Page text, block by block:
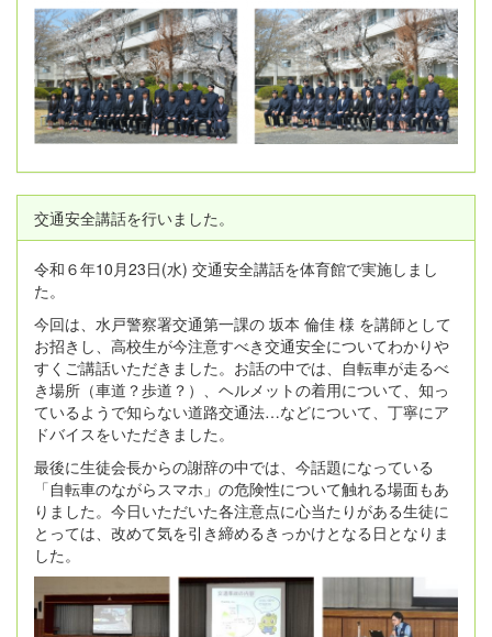
交通安全講話を行いました。
令和６年10月23日(水) 交通安全講話を体育館で実施しまし
た。
今回は、水戸警察署交通第一課の 坂本 倫佳 様 を講師として
お招きし、高校生が今注意すべき交通安全についてわかりや
すくご講話いただきました。お話の中では、自転車が走るべ
き場所（車道？歩道？）、ヘルメットの着用について、知っ
ているようで知らない道路交通法…などについて、丁寧にア
ドバイスをいただきました。
最後に生徒会長からの謝辞の中では、今話題になっている
「自転車のながらスマホ」の危険性について触れる場面もあ
りました。今日いただいた各注意点に心当たりがある生徒に
とっては、改めて気を引き締めるきっかけとなる日となりま
した。